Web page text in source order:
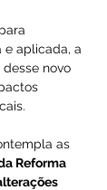
e aplicada, a
novo
as
Reforma